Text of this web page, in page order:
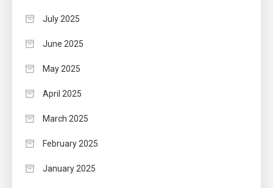
July 2025
June 2025
May 2025
April 2025
March 2025
February 2025
January 2025